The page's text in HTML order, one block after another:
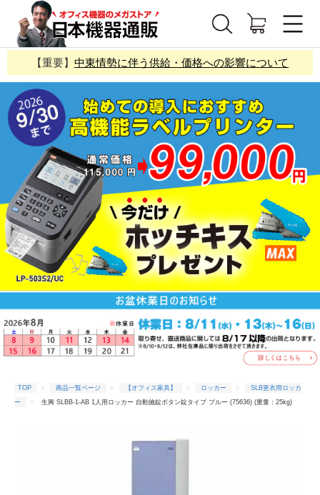
【重要】 中東情勢に伴う供給・価格への影響について
TOP 商品一覧ページ 【オフィス家具】 ロッカー
SLB更衣用ロッカ
ー
生興 SLBB-1-AB 1人用ロッカー 自動施錠ボタン錠タイプ ブルー (75636) (重量：25kg)